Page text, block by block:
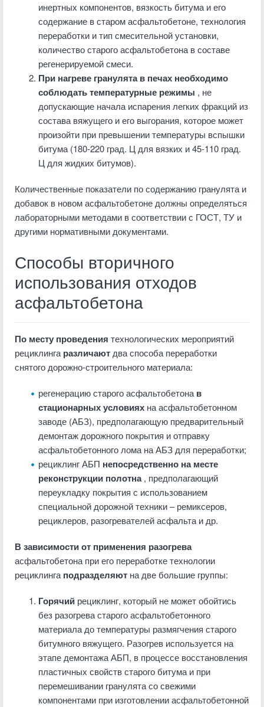
инертных компонентов, вязкость битума и его
содержание в старом асфальтобетоне, технология
переработки и тип смесительной установки,
количество старого асфальтобетона в составе
регенерируемой смеси.
При нагреве гранулята в печах необходимо
соблюдать температурные режимы , не
допускающие начала испарения легких фракций из
состава вяжущего и его выгорания, которое может
произойти при превышении температуры вспышки
битума (180-220 град. Ц для вязких и 45-110 град.
Ц для жидких битумов).
Количественные показатели по содержанию гранулята и
добавок в новом асфальтобетоне должны определяться
лабораторными методами в соответствии с ГОСТ, ТУ и
другими нормативными документами.
Способы вторичного
использования отходов
асфальтобетона
По месту проведения технологических мероприятий
рециклинга различают два способа переработки
снятого дорожно-строительного материала:
регенерацию старого асфальтобетона в
стационарных условиях на асфальтобетонном
заводе (АБЗ), предполагающую предварительный
демонтаж дорожного покрытия и отправку
асфальтобетонного лома на АБЗ для переработки;
рециклинг АБП непосредственно на месте
реконструкции полотна, предполагающий
переукладку покрытия с использованием
специальной дорожной техники – ремиксеров,
рециклеров, разогревателей асфальта и др.
В зависимости от применения разогрева
асфальтобетона при его переработке технологии
рециклинга подразделяют на две большие группы:
Горячий рециклинг, который не может обойтись
без разогрева старого асфальтобетонного
материала до температуры размягчения старого
битумного вяжущего. Разогрев используется на
этапе демонтажа АБП, в процессе восстановления
пластичных свойств старого битума и при
перемешивании гранулята со свежими
компонентами при изготовлении асфальтобетонной